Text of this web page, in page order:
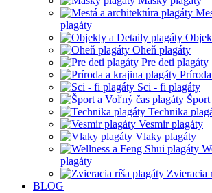
plagáty
Oheň plagáty
Pre deti plagáty
Sci - fi plagáty
Technika
Vesmir plagáty
Vlaky plagáty
plagáty
Zvieracia
BLOG